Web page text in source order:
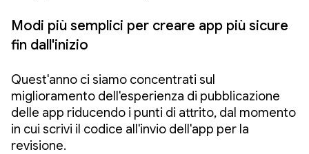
Modi più semplici per creare app più sicure
fin dall'inizio
Quest'anno ci siamo concentrati sul
miglioramento dell'esperienza di pubblicazione
delle app riducendo i punti di attrito, dal momento
in cui scrivi il codice all'invio dell'app per la
revisione.